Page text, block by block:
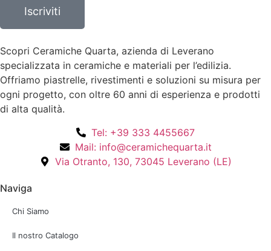
Iscriviti
Scopri Ceramiche Quarta, azienda di Leverano
specializzata in ceramiche e materiali per l’edilizia.
Offriamo piastrelle, rivestimenti e soluzioni su misura per
ogni progetto, con oltre 60 anni di esperienza e prodotti
di alta qualità.
Tel: +39 333 4455667
Mail: info@ceramichequarta.it
Via Otranto, 130, 73045 Leverano (LE)
Naviga
Chi Siamo
Il nostro Catalogo